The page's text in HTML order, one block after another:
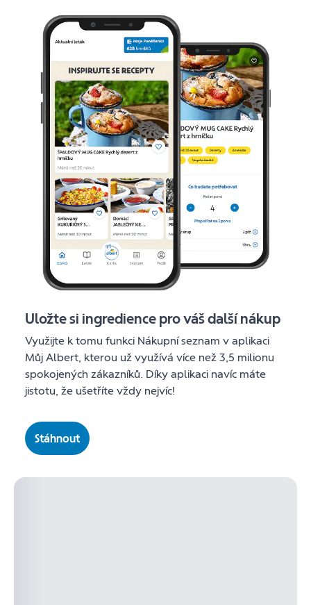
Uložte si ingredience pro váš další nákup
Využijte k tomu funkci Nákupní seznam v aplikaci
Můj Albert, kterou už využívá více než 3,5 milionu
spokojených zákazníků. Díky aplikaci navíc máte
jistotu, že ušetříte vždy nejvíc!
Stáhnout